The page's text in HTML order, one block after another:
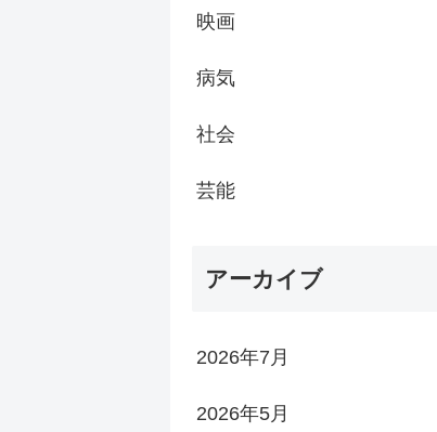
映画
病気
社会
芸能
アーカイブ
2026年7月
2026年5月